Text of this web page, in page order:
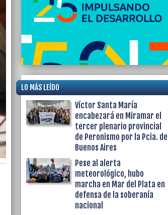
LO MÁS LEÍDO
Víctor Santa María
encabezará en Miramar el
tercer plenario provincial
de Peronismo por la Pcia. de
Buenos Aires
Pese al alerta
meteorológico, hubo
marcha en Mar del Plata en
defensa de la soberanía
nacional